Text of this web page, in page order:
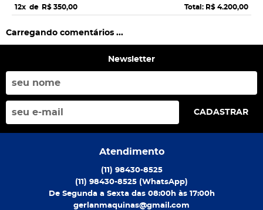
12x de R$ 350,00 Total: R$ 4.200,00
Carregando comentários ...
Newsletter
CADASTRAR
Atendimento
(11) 98430-8525
(11) 98430-8525 (WhatsApp)
De Segunda a Sexta das 08:00h às 17:00h
gerlanmaquinas@gmail.com